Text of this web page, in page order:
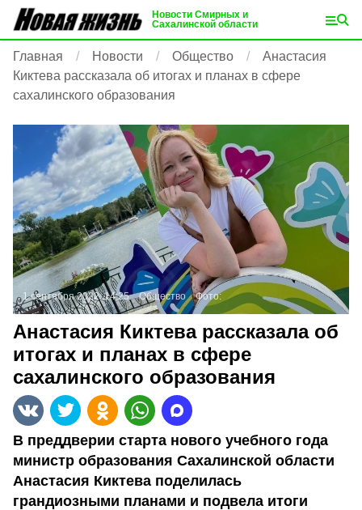
Новости Смирных и
Сахалинской области
Главная Новости Общество
Анастасия
Киктева рассказала об итогах и планах в сфере
сахалинского образования
1 сентября 2022, 14:25 Общество Фото:
Анастасия Киктева рассказала об
итогах и планах в сфере
сахалинского образования
В преддверии старта нового учебного года
министр образования Сахалинской области
Анастасия Киктева поделилась
грандиозными планами и подвела итоги